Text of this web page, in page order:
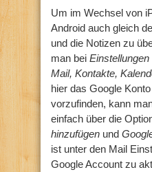
Um im Wechsel von
Android auch gleich
und die Notizen zu
man bei Einstellungen
Mail, Kontakte,
hier das Google
vorzufinden, kann
einfach über die
hinzufügen und
ist unter den Mail
Google Account zu